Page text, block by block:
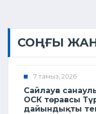
СОҢҒЫ
7 тамыз, 2026
Сайлауға
ОСК төрағасы
дайындықты